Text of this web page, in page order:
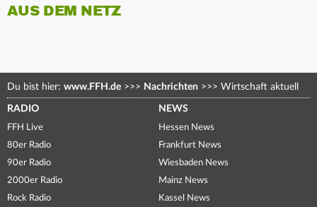
AUS DEM NETZ
Du bist hier: www.FFH.de >>> Nachrichten >>> Wirtschaft aktuell
RADIO
FFH Live
80er Radio
90er Radio
2000er Radio
Rock Radio
NEWS
Hessen News
Frankfurt News
Wiesbaden News
Mainz News
Kassel News